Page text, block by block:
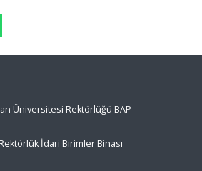
Üniversitesi Rektörlüğü BAP
İdari Birimler Binası